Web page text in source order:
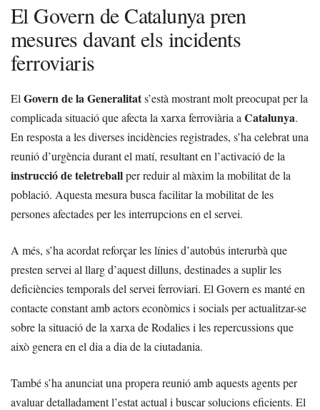
El Govern de Catalunya pren
mesures davant els incidents
ferroviaris
El Govern de la Generalitats’està mostrant molt preocupat per la
complicada situació que afecta la xarxa ferroviària a Catalunya.
En resposta a les diverses incidències registrades, s’ha celebrat una
reunió d’urgència durant el matí, resultant en l’activació de la
instrucció de teletreballper reduir al màxim la mobilitat de la
població. Aquesta mesura busca facilitar la mobilitat de les
persones afectades per les interrupcions en el servei.
A més, s’ha acordat reforçar les línies d’autobús interurbà que
presten servei al llarg d’aquest dilluns, destinades a suplir les
deficiències temporals del servei ferroviari. El Govern es manté en
contacte constant amb actors econòmics i socials per actualitzar-se
sobre la situació de la xarxa de Rodalies i les repercussions que
això genera en el dia a dia de la ciutadania.
També s’ha anunciat una propera reunió amb aquests agents per
avaluar detalladament l’estat actual i buscar solucions eficients. El